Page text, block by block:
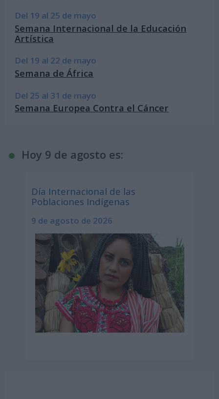
Del 19 al 25 de mayo
Semana Internacional de la Educación
Artística
Del 19 al 22 de mayo
Semana de África
Del 25 al 31 de mayo
Semana Europea Contra el Cáncer
Hoy 9 de agosto es:
Día Internacional de las
Poblaciones Indígenas
9 de agosto de 2026